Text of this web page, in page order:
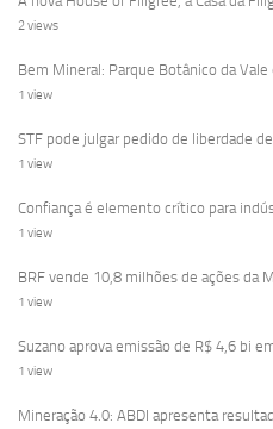
2 views
Bem Mineral: Parque Botânico da
1 view
STF pode julgar pedido de liberdade
1 view
Confiança é elemento crítico para
1 view
BRF vende 10,8 milhões de ações da
1 view
Suzano aprova emissão de R$ 4,6 bi
1 view
Mineração 4.0: ABDI apresenta